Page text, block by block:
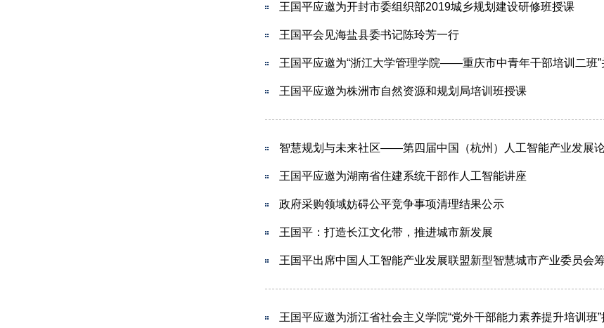
王国平应邀为开封市委组织部2019城乡规划建设研修班授课
王国平会见海盐县委书记陈玲芳一行
王国平应邀为“浙江大学管理学院——重庆市中青年干部培训二班”
王国平应邀为株洲市自然资源和规划局培训班授课
智慧规划与未来社区——第四届中国（杭州）人工智能产业发展
王国平应邀为湖南省住建系统干部作人工智能讲座
政府采购领域妨碍公平竞争事项清理结果公示
王国平：打造长江文化带，推进城市新发展
王国平出席中国人工智能产业发展联盟新型智慧城市产业委员会
王国平应邀为浙江省社会主义学院“党外干部能力素养提升培训班”